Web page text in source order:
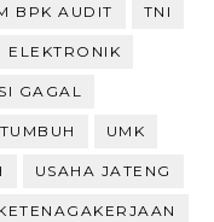
BPK AUDIT TNI
ELEKTRONIK
GAGAL
TUMBUH UMK
USAHA JATENG